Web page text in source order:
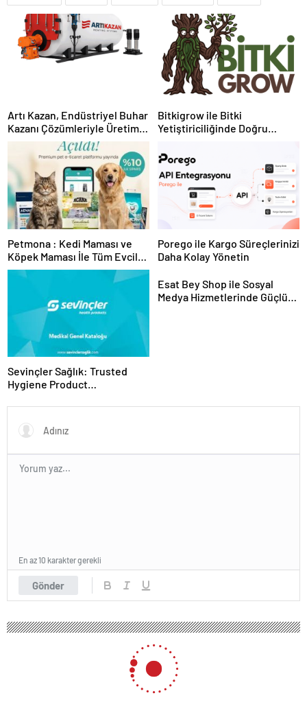
Artı Kazan, Endüstriyel Buhar
Kazanı Çözümleriyle Üretim
Tesislerine Verimli Sistemler
Sunuyor
Bitkigrow ile Bitki
Yetiştiriciliğinde Doğru
Petmona : Kedi Maması ve
Köpek Maması İle Tüm Evcil
Hayvan Ürünleri
Porego ile Kargo Süreçlerinizi
Daha Kolay Yönetin
Sevinçler Sağlık: Trusted
Hygiene Product
Esat Bey Shop ile Sosyal
Medya Hizmetlerinde Güçlü
Gönder
En az 10 karakter gerekli